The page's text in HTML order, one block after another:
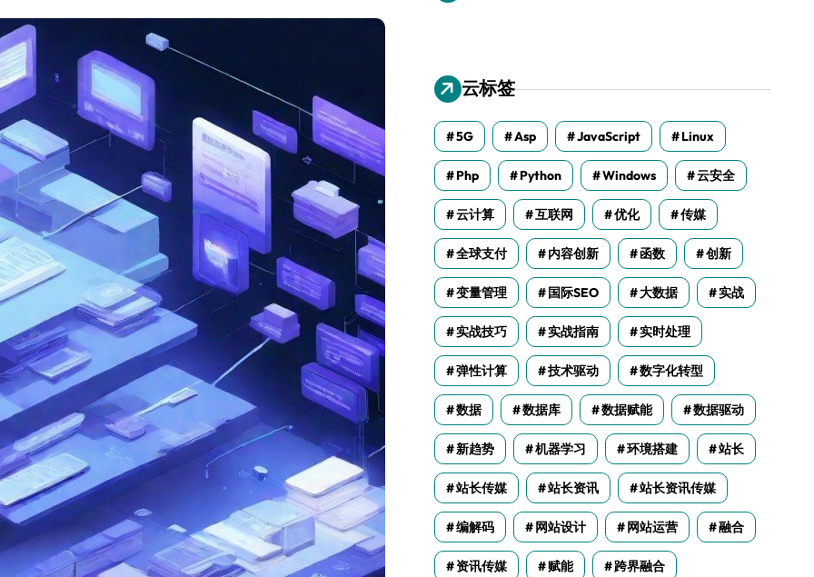
云标签
5G Asp JavaScript Linux
Php Python Windows 云安全
云计算 互联网 优化 传媒
全球支付 内容创新 函数 创新
变量管理 国际SEO 大数据 实战
实战技巧 实战指南 实时处理
弹性计算 技术驱动 数字化转型
数据 数据库 数据赋能 数据驱动
新趋势 机器学习 环境搭建 站长
站长传媒 站长资讯 站长资讯传媒
编解码 网站设计 网站运营 融合
资讯传媒 赋能 跨界融合